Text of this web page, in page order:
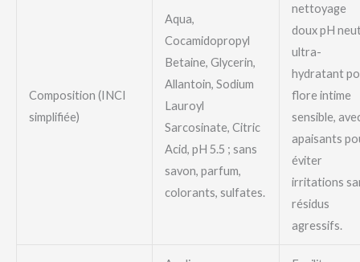
Composition (INCI
simplifiée)
Aqua,
Cocamidopropyl
Betaine, Glycerin,
Allantoin, Sodium
Lauroyl
Sarcosinate, Citric
Acid, pH 5.5 ; sans
savon, parfum,
colorants, sulfates.
nettoyage
doux pH
ultra-
hydratant
flore intime
sensible,
apaisants
éviter
irritations
résidus
agressifs.